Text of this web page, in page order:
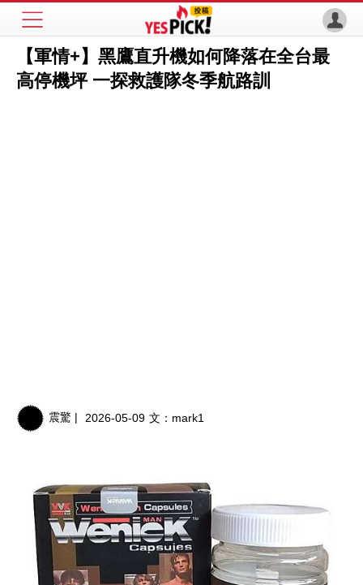
【軍情+】黑鷹直升機如何降落在全台最
高停機坪 一探救護隊冬季航路訓
震驚 | 2026-05-09 文： mark1